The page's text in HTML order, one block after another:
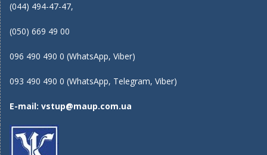
(044) 494-47-47,
(050) 669 49 00
096 490 490 0 (WhatsApp, Viber)
093 490 490 0 (WhatsApp, Telegram, Viber)
E-mail: vstup@maup.com.ua